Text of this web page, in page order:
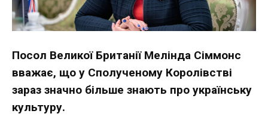
Посол Великої Британії Мелінда Сіммонс
вважає, що у Сполученому Королівстві
зараз значно більше знають про українську
культуру.